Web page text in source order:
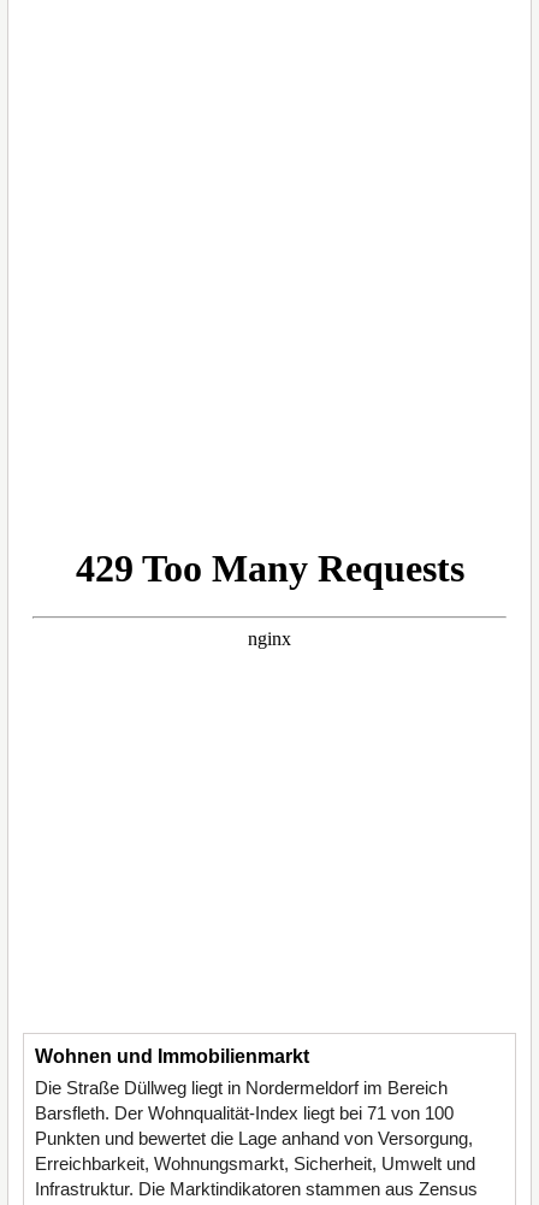
Wohnen und Immobilienmarkt
Die Straße Düllweg liegt in Nordermeldorf im Bereich
Barsfleth. Der Wohnqualität-Index liegt bei 71 von 100
Punkten und bewertet die Lage anhand von Versorgung,
Erreichbarkeit, Wohnungsmarkt, Sicherheit, Umwelt und
Infrastruktur. Die Marktindikatoren stammen aus Zensus